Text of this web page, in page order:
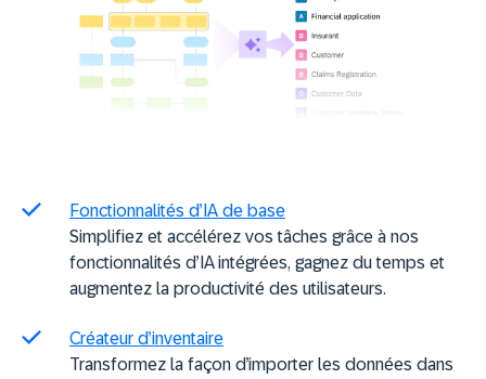
Fonctionnalités d’IA de base
Simplifiez et accélérez vos tâches grâce à nos
fonctionnalités d’IA intégrées, gagnez du temps et
augmentez la productivité des utilisateurs.
Créateur d’inventaire
Transformez la façon d’importer les données dans